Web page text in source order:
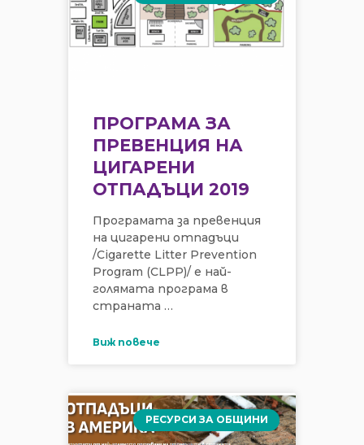
ПРОГРАМА ЗА
ПРЕВЕНЦИЯ НА
ЦИГАРЕНИ
ОТПАДЪЦИ 2019
Програмата за превенция
на цигарени отпадъци
/Cigarette Litter Prevention
Program (CLPP)/ е най-
голямата програма в
страната …
Виж повече
РЕСУРСИ ЗА ОБЩИНИ